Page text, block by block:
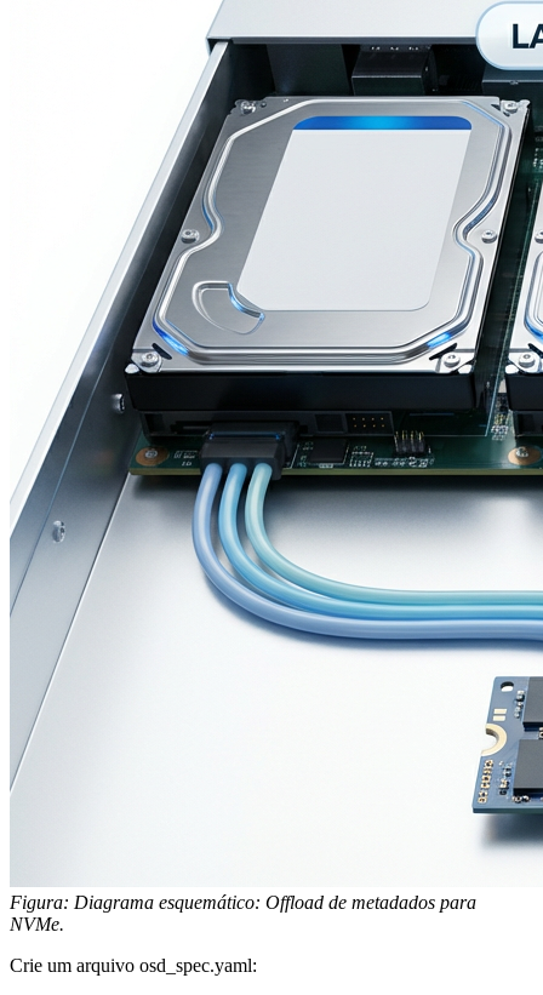
Figura: Diagrama esquemático: Offload de metadados para
NVMe.
Crie um arquivo osd_spec.yaml: